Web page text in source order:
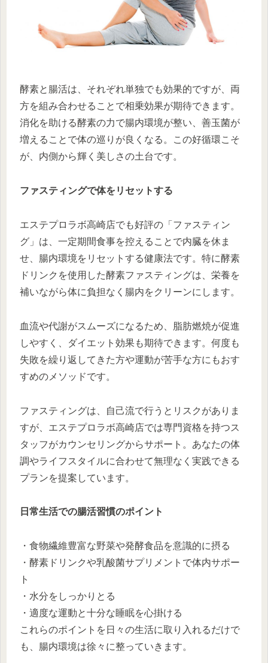
酵素と腸活は、それぞれ単独でも効果的ですが、両
方を組み合わせることで相乗効果が期待できます。
消化を助ける酵素の力で腸内環境が整い、善玉菌が
増えることで体の巡りが良くなる。この好循環こそ
が、内側から輝く美しさの土台です。
ファスティングで体をリセットする
エステプロラボ高崎店でも好評の「ファスティン
グ」は、一定期間食事を控えることで内臓を休ま
せ、腸内環境をリセットする健康法です。特に酵素
ドリンクを使用した酵素ファスティングは、栄養を
補いながら体に負担なく腸内をクリーンにします。
血流や代謝がスムーズになるため、脂肪燃焼が促進
しやすく、ダイエット効果も期待できます。何度も
失敗を繰り返してきた方や運動が苦手な方にもおす
すめのメソッドです。
ファスティングは、自己流で行うとリスクがありま
すが、エステプロラボ高崎店では専門資格を持つス
タッフがカウンセリングからサポート。あなたの体
調やライフスタイルに合わせて無理なく実践できる
プランを提案しています。
日常生活での腸活習慣のポイント
・食物繊維豊富な野菜や発酵食品を意識的に摂る
・酵素ドリンクや乳酸菌サプリメントで体内サポー
ト
・水分をしっかりとる
・適度な運動と十分な睡眠を心掛ける
これらのポイントを日々の生活に取り入れるだけで
も、腸内環境は徐々に整っていきます。